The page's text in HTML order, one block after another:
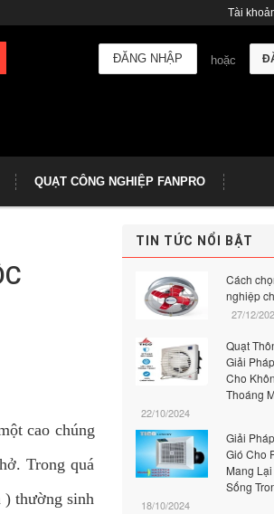
Tài
hoặc
ĐĂNG NHẬP
QUẠT CÔNG NGHIỆP FANPRO
cao chúng
Trong quá
) thường sinh
TIN TỨC NỔI BẬT
Cách
nghiệp
27/12/
Quạt
Giải
Cho
Thoáng
22/10/2024
Giải
Gió Cho
Mang
Sống
18/10/2024